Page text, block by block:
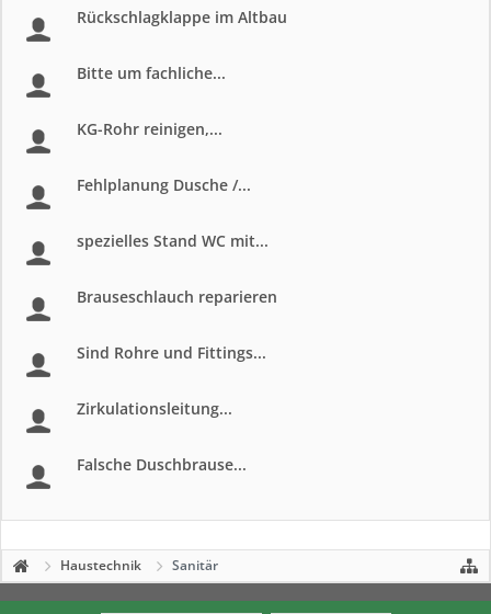
Rückschlagklappe im Altbau
Bitte um fachliche...
KG-Rohr reinigen,...
Fehlplanung Dusche /...
spezielles Stand WC mit...
Brauseschlauch reparieren
Sind Rohre und Fittings...
Zirkulationsleitung...
Falsche Duschbrause...
Haustechnik Sanitär